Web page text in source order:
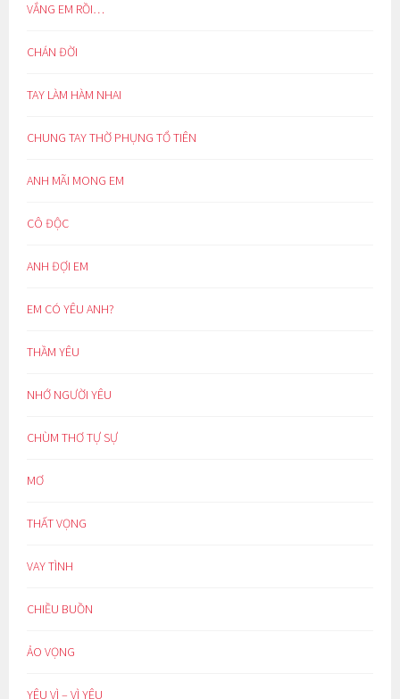
VẮNG EM RỒI…
CHÁN ĐỜI
TAY LÀM HÀM NHAI
CHUNG TAY THỜ PHỤNG TỔ TIÊN
ANH MÃI MONG EM
CÔ ĐỘC
ANH ĐỢI EM
EM CÓ YÊU ANH?
THẦM YÊU
NHỚ NGƯỜI YÊU
CHÙM THƠ TỰ SỰ
MƠ
THẤT VỌNG
VAY TÌNH
CHIỀU BUỒN
ẢO VỌNG
YÊU VÌ – VÌ YÊU